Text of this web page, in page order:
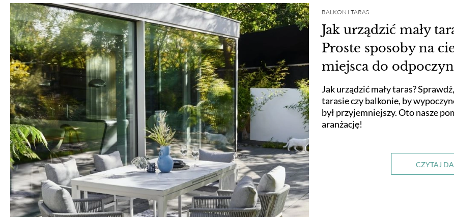
BALKON I TARAS
Jak urządzić mały
Proste sposoby na
miejsca do
Jak urządzić mały taras?
tarasie czy balkonie, by
był przyjemniejszy. Oto nasze
aranżację!
CZYTAJ